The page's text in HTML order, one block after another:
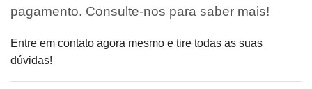
pagamento. Consulte-nos para saber mais!
Entre em contato agora mesmo e tire todas as suas
dúvidas!